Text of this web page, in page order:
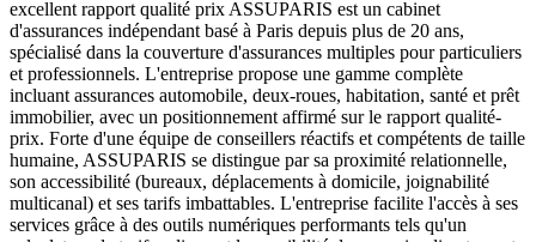
excellent rapport qualité prix ASSUPARIS est un cabinet
d'assurances indépendant basé à Paris depuis plus de 20 ans,
spécialisé dans la couverture d'assurances multiples pour particuliers
et professionnels. L'entreprise propose une gamme complète
incluant assurances automobile, deux-roues, habitation, santé et prêt
immobilier, avec un positionnement affirmé sur le rapport qualité-
prix. Forte d'une équipe de conseillers réactifs et compétents de taille
humaine, ASSUPARIS se distingue par sa proximité relationnelle,
son accessibilité (bureaux, déplacements à domicile, joignabilité
multicanal) et ses tarifs imbattables. L'entreprise facilite l'accès à ses
services grâce à des outils numériques performants tels qu'un